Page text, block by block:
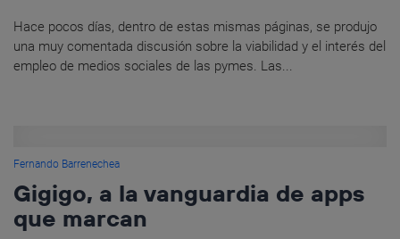
Hace pocos días, dentro de estas mismas páginas, se produjo
una muy comentada discusión sobre la viabilidad y el interés del
empleo de medios sociales de las pymes. Las...
Fernando Barrenechea
Gigigo, a la vanguardia de apps
que marcan